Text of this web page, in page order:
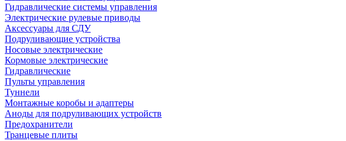
Гидравлические системы управления
Электрические рулевые приводы
Аксессуары для СДУ
Подруливающие устройства
Носовые электрические
Кормовые электрические
Гидравлические
Пульты управления
Туннели
Монтажные коробы и адаптеры
Аноды для подруливающих устройств
Предохранители
Транцевые плиты